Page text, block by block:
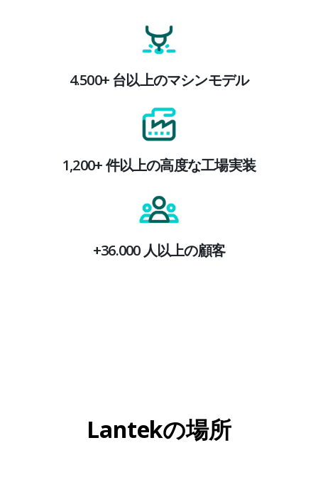
4.500+ 台以上のマシンモデル
1,200+ 件以上の高度な工場実装
+36.000 人以上の顧客
Lantekの場所